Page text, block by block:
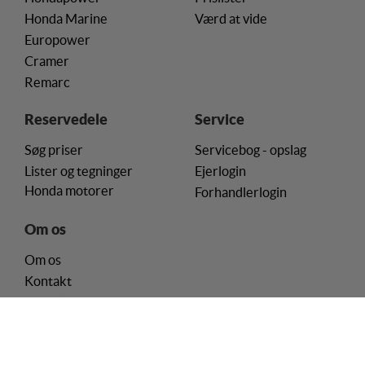
Honda Marine
Europower
Cramer
Remarc
Værd at vide
Reservedele
Søg priser
Lister og tegninger
Honda motorer
Service
Servicebog - opslag
Ejerlogin
Forhandlerlogin
Om os
Om os
Kontakt
Handelsbetingelser
indsamler brugerens digitale fodspor på tværs af
interesserer sig for/søger på for at kunne
personalisere indholdet på en hjemmeside - dvs. vise
indhold, som kan være interessant for den enkelte
Markedsførings-cookies (tracking-cookies)
indsamler brugerens digitale fodspor på tværs af
flere hjemmesider og registrerer, hvad brugeren